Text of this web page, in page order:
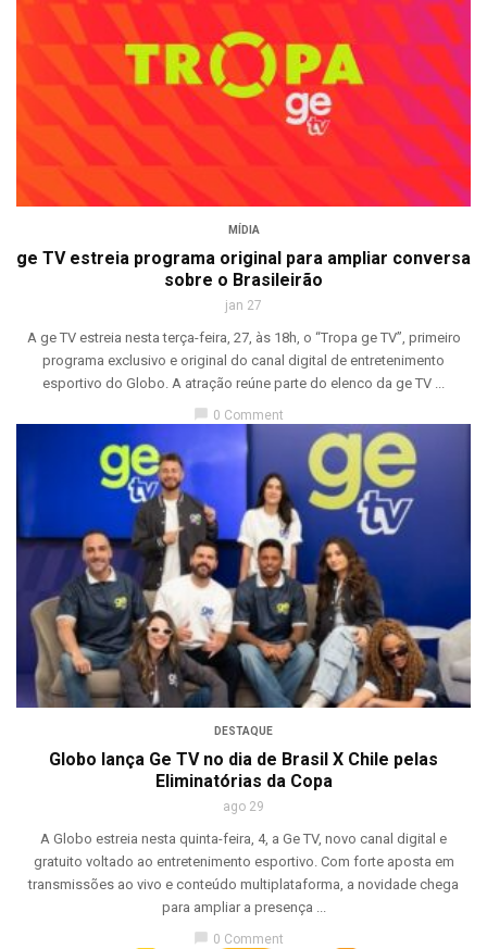
MÍDIA
ge TV estreia programa original para ampliar conversa
sobre o Brasileirão
jan 27
A ge TV estreia nesta terça-feira, 27, às 18h, o “Tropa ge TV”, primeiro
programa exclusivo e original do canal digital de entretenimento
esportivo do Globo. A atração reúne parte do elenco da ge TV ...
chat_bubble 0 Comment
DESTAQUE
Globo lança Ge TV no dia de Brasil X Chile pelas
Eliminatórias da Copa
ago 29
A Globo estreia nesta quinta-feira, 4, a Ge TV, novo canal digital e
gratuito voltado ao entretenimento esportivo. Com forte aposta em
transmissões ao vivo e conteúdo multiplataforma, a novidade chega
para ampliar a presença ...
chat_bubble 0 Comment